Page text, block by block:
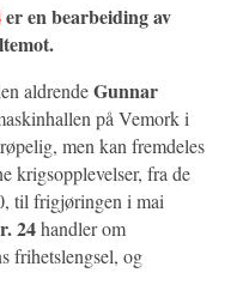
er en bearbeiding av
aldrendeGunnar
på Vemork i
men kan fremdeles
krigsopplevelser, fra de
til frigjøringen i mai
24handler om
frihetslengsel, og